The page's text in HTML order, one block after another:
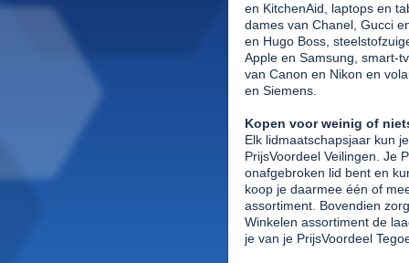
en KitchenAid, laptops en
dames van Chanel, Gucci
en Hugo Boss,
Apple en Samsung, smart-
van Canon en Nikon en
en Siemens.
Kopen voor weinig of
Elk lidmaatschapsjaar kun
PrijsVoordeel Veilingen. Je
onafgebroken lid bent en
koop je daarmee één of
assortiment. Bovendien
Winkelen assortiment de
je van je PrijsVoordeel